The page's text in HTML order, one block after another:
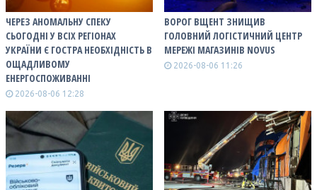
ЧЕРЕЗ АНОМАЛЬНУ СПЕКУ
СЬОГОДНІ У ВСІХ РЕГІОНАХ
УКРАЇНИ Є ГОСТРА НЕОБХІДНІСТЬ В
ОЩАДЛИВОМУ
ЕНЕРГОСПОЖИВАННІ
2026-08-06 12:28
ВОРОГ ВЩЕНТ ЗНИЩИВ
ГОЛОВНИЙ ЛОГІСТИЧНИЙ ЦЕНТР
МЕРЕЖІ МАГАЗИНІВ NOVUS
2026-08-06 11:26